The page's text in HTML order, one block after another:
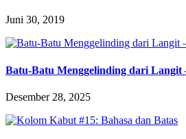
Juni 30, 2019
Batu-Batu Menggelinding dari Langit
Desember 28, 2025